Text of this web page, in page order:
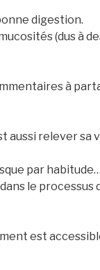
digestion.
(dus à
à
aussi relever sa
par habitude…
le processus
est